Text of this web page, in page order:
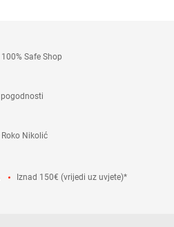
100% Safe Shop
Roko Nikolić
Iznad 150€ (vrijedi uz uvjete)*